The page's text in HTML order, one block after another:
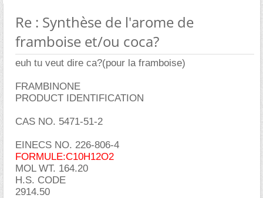
Re : Synthèse de l'arome de
framboise et/ou coca?
euh tu veut dire ca?(pour la framboise)
FRAMBINONE
PRODUCT IDENTIFICATION
CAS NO. 5471-51-2
EINECS NO. 226-806-4
FORMULE:C10H12O2
MOL WT. 164.20
H.S. CODE
2914.50